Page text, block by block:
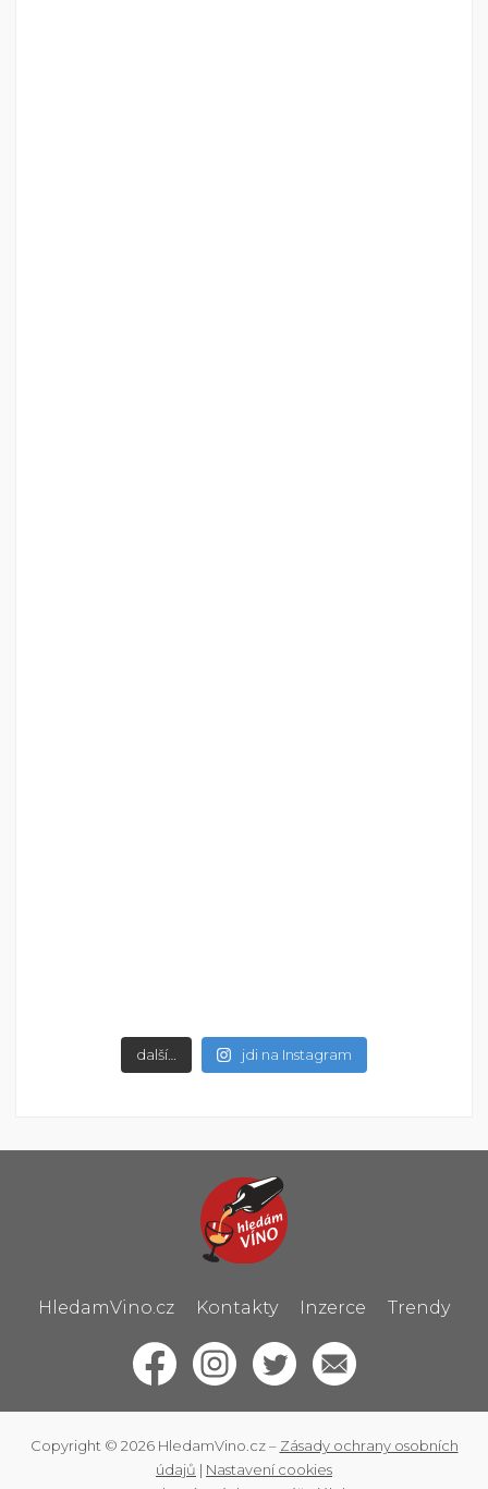
další… jdi na Instagram
HledamVino.cz Kontakty Inzerce Trendy
Copyright © 2026 HledamVino.cz – Zásady ochrany osobních
údajů | Nastavení cookies